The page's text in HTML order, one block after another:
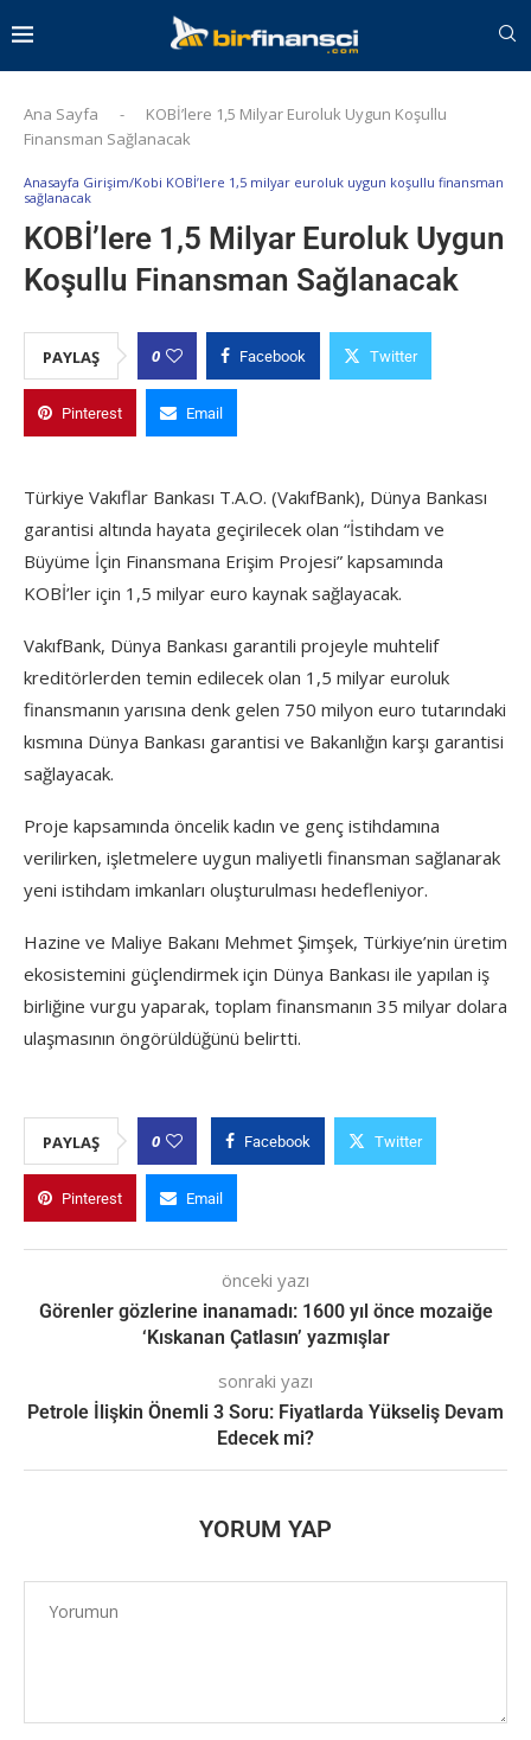
Ana Sayfa -
KOBİ’lere 1,5 Milyar Euroluk Uygun Koşullu
Finansman Sağlanacak
Anasayfa Girişim/Kobi KOBİ’lere 1,5 milyar euroluk uygun koşullu finansman
sağlanacak
KOBİ’lere 1,5 Milyar Euroluk Uygun
Koşullu Finansman Sağlanacak
PAYLAŞ 0 Facebook Twitter
Pinterest Email
Türkiye Vakıflar Bankası T.A.O. (VakıfBank), Dünya Bankası
garantisi altında hayata geçirilecek olan “İstihdam ve
Büyüme İçin Finansmana Erişim Projesi” kapsamında
KOBİ’ler için 1,5 milyar euro kaynak sağlayacak.
VakıfBank, Dünya Bankası garantili projeyle muhtelif
kreditörlerden temin edilecek olan 1,5 milyar euroluk
finansmanın yarısına denk gelen 750 milyon euro tutarındaki
kısmına Dünya Bankası garantisi ve Bakanlığın karşı garantisi
sağlayacak.
Proje kapsamında öncelik kadın ve genç istihdamına
verilirken, işletmelere uygun maliyetli finansman sağlanarak
yeni istihdam imkanları oluşturulması hedefleniyor.
Hazine ve Maliye Bakanı Mehmet Şimşek, Türkiye’nin üretim
ekosistemini güçlendirmek için Dünya Bankası ile yapılan iş
birliğine vurgu yaparak, toplam finansmanın 35 milyar dolara
ulaşmasının öngörüldüğünü belirtti.
PAYLAŞ 0 Facebook Twitter
Pinterest Email
önceki yazı
Görenler gözlerine inanamadı: 1600 yıl önce mozaiğe
‘Kıskanan Çatlasın’ yazmışlar
sonraki yazı
Petrole İlişkin Önemli 3 Soru: Fiyatlarda Yükseliş Devam
Edecek mi?
YORUM YAP